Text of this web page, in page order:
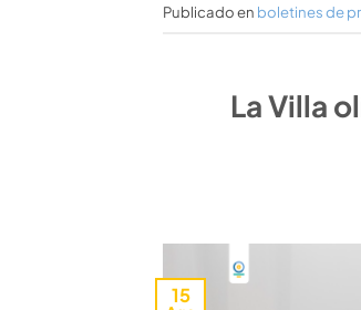
Publicado en boletines de
La Villa
15